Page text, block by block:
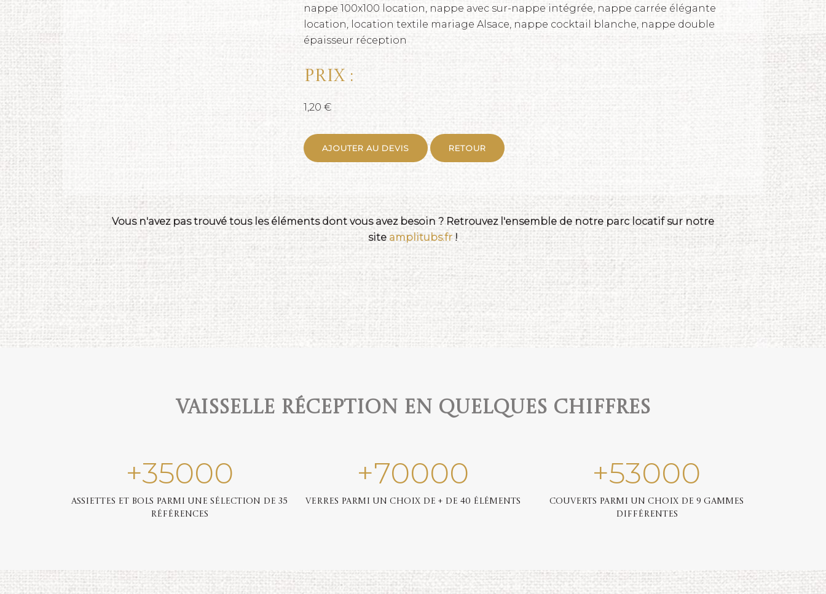
nappe 100x100 location, nappe avec sur-nappe intégrée, nappe carrée élégante
location, location textile mariage Alsace, nappe cocktail blanche, nappe double
épaisseur réception
Prix :
1,20 €
AJOUTER AU DEVIS RETOUR
Vous n'avez pas trouvé tous les éléments dont vous avez besoin ? Retrouvez l'ensemble de notre parc locatif sur notre
site amplitubs.fr !
Vaisselle réception en quelques chiffres
+35000
Assiettes et bols parmi une sélection de 35
références
+70000
Verres parmi un choix de + de 40 éléments
+53000
Couverts parmi un choix de 9 gammes
différentes